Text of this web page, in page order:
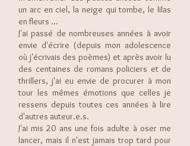
un arc en ciel, la neige qui tombe, le lilas
en fleurs ...
J'ai passé de nombreuses années à avoir
envie d'écrire (depuis mon adolescence
où j'écrivais des poèmes) et après avoir lu
des centaines de romans policiers et de
thrillers, j'ai eu envie de procurer à mon
tour les mêmes émotions que celles je
ressens depuis toutes ces années à lire
d'autres auteur.e.s.
J'ai mis 20 ans une fois adulte à oser me
lancer, mais il n'est jamais trop tard pour